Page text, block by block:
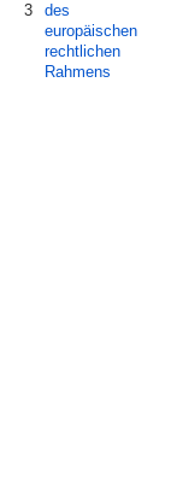
3
des
europäischen
rechtlichen
Rahmens